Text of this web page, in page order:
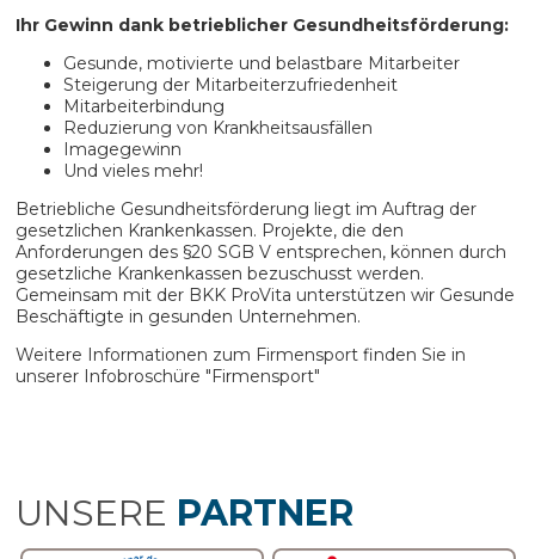
Ihr Gewinn dank betrieblicher Gesundheitsförderung:
Gesunde, motivierte und belastbare Mitarbeiter
Steigerung der Mitarbeiterzufriedenheit
Mitarbeiterbindung
Reduzierung von Krankheitsausfällen
Imagegewinn
Und vieles mehr!
Betriebliche Gesundheitsförderung liegt im Auftrag der
gesetzlichen Krankenkassen. Projekte, die den
Anforderungen des §20 SGB V entsprechen, können durch
gesetzliche Krankenkassen bezuschusst werden.
Gemeinsam mit der BKK ProVita unterstützen wir Gesunde
Beschäftigte in gesunden Unternehmen.
Weitere Informationen zum Firmensport finden Sie in
unserer Infobroschüre "Firmensport"
UNSERE PARTNER